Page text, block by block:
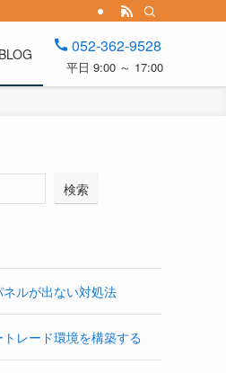
BLOG 052-362-9528
平日 9:00 ～ 17:00
検索
ルが出ない対処法
レード環境を構築する